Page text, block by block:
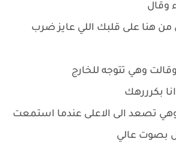
وقال
من هنا على قلبك اللي عايز ضرب
وهي تتوجه للخارج
بكرررهك
تصعد الى الاعلى عندما استمعت
بصوت عالي